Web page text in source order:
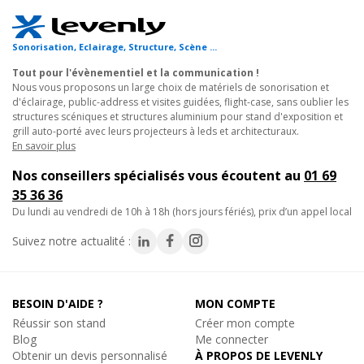
Avantages
• Taille de référence pour le montage rapide des grills plats sur
tournée.
• Transportable facilement en véhicule utilitaire standard.
• Compatibilité totale avec les angles et accessoires série X30.
Utilisations et applications
• Grills d'éclairage principaux en salles de spectacle de taille
moyenne.
encombrement réduit.
• Stands d'exposition avec accrochage d'éclairage intégré.
• Installations audiovisuelles en centres culturels et conférences.
Caractéristiques techniques :
Réf. 08008
Ajouter au panier
Nouveau
Prolyte
GOUPILLE CCS6-603, Goupille pour Structure Alu
3.60€
Réf. 08009
Sonorisation, Eclairage, Structure, Scène ...
Tout pour l'évènementiel et la communication !
Nous vous proposons un large choix de matériels de sonorisation et
d'éclairage, public-address et visites guidées, flight-case, sans oublier les
structures scéniques et structures aluminium pour stand d'exposition et
grill auto-porté avec leurs projecteurs à leds et architecturaux.
En savoir plus
Nos conseillers spécialisés vous écoutent au 01 69
35 36 36
du lundi au vendredi de 10h à 18h (hors jours fériés), prix d’un appel local
Suivez notre actualité :
BESOIN D'AIDE ?
Réussir son stand
Blog
Obtenir un devis personnalisé
MON COMPTE
Créer mon compte
Me connecter
À PROPOS DE LEVENLY